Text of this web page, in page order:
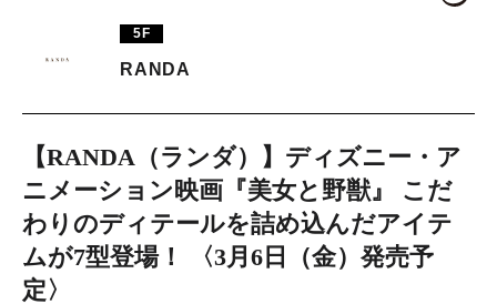
TAX FREE
JP
日本語
5F
RANDA
【RANDA（ランダ）】ディズニー・ア
ニメーション映画『美女と野獣』 こだ
わりのディテールを詰め込んだアイテ
ムが7型登場！ 〈3月6日（金）発売予
定〉